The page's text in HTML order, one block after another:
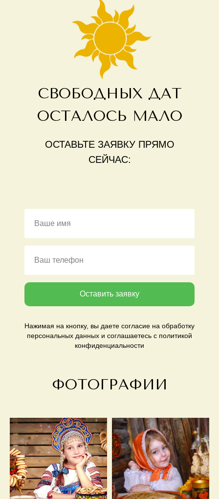
ОСТАВЬТЕ ЗАЯВКУ ПРЯМО
СЕЙЧАС:
СВОБОДНЫХ ДАТ
ОСТАЛОСЬ МАЛО
Оставить заявку
Нажимая на кнопку, вы даете согласие на обработку
персональных данных и соглашаетесь c политикой
конфиденциальности
ФОТОГРАФИИ